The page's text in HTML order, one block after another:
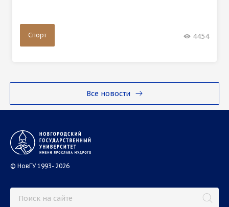
Все новости
Спорт 4454
© НовГУ 1993- 2026